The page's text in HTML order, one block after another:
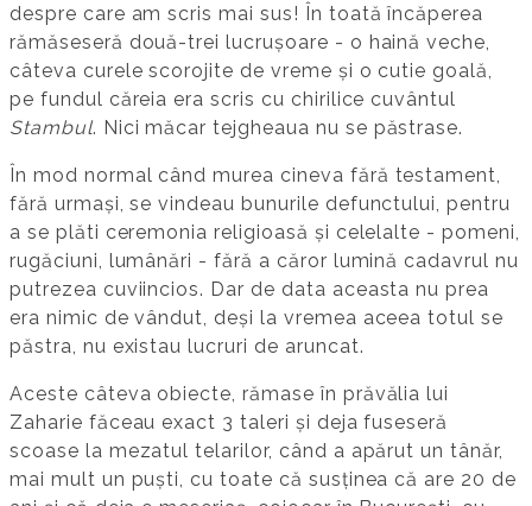
despre care am scris mai sus! În toată încăperea
rămăseseră două-trei lucrușoare - o haină veche,
câteva curele scorojite de vreme și o cutie goală,
pe fundul căreia era scris cu chirilice cuvântul
Stambul. Nici măcar tejgheaua nu se păstrase.
În mod normal când murea cineva fără testament,
fără urmași, se vindeau bunurile defunctului, pentru
a se plăti ceremonia religioasă și celelalte - pomeni,
rugăciuni, lumânări - fără a căror lumină cadavrul nu
putrezea cuviincios. Dar de data aceasta nu prea
era nimic de vândut, deși la vremea aceea totul se
păstra, nu existau lucruri de aruncat.
Aceste câteva obiecte, rămase în prăvălia lui
Zaharie făceau exact 3 taleri și deja fuseseră
scoase la mezatul telarilor, când a apărut un tânăr,
mai mult un puști, cu toate că susținea că are 20 de